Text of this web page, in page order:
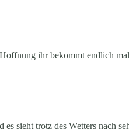
ihr bekommt endlich
sieht trotz des Wetters nach